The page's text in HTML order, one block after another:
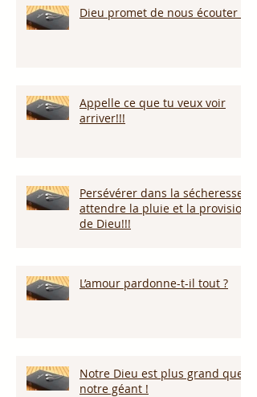
Dieu promet de nous écouter !
Appelle ce que tu veux voir
arriver!!!
Persévérer dans la sécheresse :
attendre la pluie et la provision
de Dieu!!!
L’amour pardonne-t-il tout ?
Notre Dieu est plus grand que
notre géant !